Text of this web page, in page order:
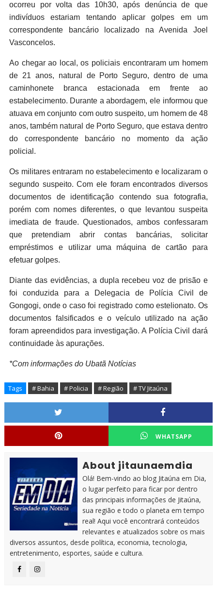
ocorreu por volta das 10h30, após denúncia de que
indivíduos estariam tentando aplicar golpes em um
correspondente bancário localizado na Avenida Joel
Vasconcelos.
Ao chegar ao local, os policiais encontraram um homem
de 21 anos, natural de Porto Seguro, dentro de uma
caminhonete branca estacionada em frente ao
estabelecimento. Durante a abordagem, ele informou que
atuava em conjunto com outro suspeito, um homem de 48
anos, também natural de Porto Seguro, que estava dentro
do correspondente bancário no momento da ação
policial.
Os militares entraram no estabelecimento e localizaram o
segundo suspeito. Com ele foram encontrados diversos
documentos de identificação contendo sua fotografia,
porém com nomes diferentes, o que levantou suspeita
imediata de fraude. Questionados, ambos confessaram
que pretendiam abrir contas bancárias, solicitar
empréstimos e utilizar uma máquina de cartão para
efetuar golpes.
Diante das evidências, a dupla recebeu voz de prisão e
foi conduzida para a Delegacia de Polícia Civil de
Gongogi, onde o caso foi registrado como estelionato. Os
documentos falsificados e o veículo utilizado na ação
foram apreendidos para investigação. A Polícia Civil dará
continuidade às apurações.
*Com informações do Ubatã Notícias
Tags # Bahia # Policia # Região # TV Jitaúna
WHATSAPP
About jitaunaemdia
Olá! Bem-vindo ao blog Jitaúna em Dia,
o lugar perfeito para ficar por dentro
das principais informações de Jitaúna,
sua região e todo o planeta em tempo
real! Aqui você encontrará conteúdos
relevantes e atualizados sobre os mais
diversos assuntos, desde política, economia, tecnologia,
entretenimento, esportes, saúde e cultura.